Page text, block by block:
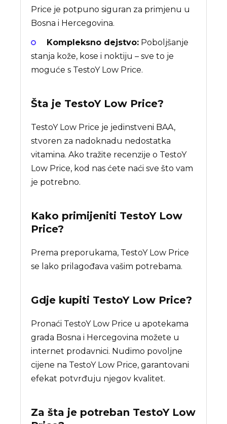
Price je potpuno siguran za primjenu u
Bosna i Hercegovina.
Kompleksno dejstvo: Poboljšanje
stanja kože, kose i noktiju – sve to je
moguće s TestoY Low Price.
Šta je TestoY Low Price?
TestoY Low Price je jedinstveni BAA,
stvoren za nadoknadu nedostatka
vitamina. Ako tražite recenzije o TestoY
Low Price, kod nas ćete naći sve što vam
je potrebno.
Kako primijeniti TestoY Low
Price?
Prema preporukama, TestoY Low Price
se lako prilagođava vašim potrebama.
Gdje kupiti TestoY Low Price?
Pronaći TestoY Low Price u apotekama
grada Bosna i Hercegovina možete u
internet prodavnici. Nudimo povoljne
cijene na TestoY Low Price, garantovani
efekat potvrđuju njegov kvalitet.
Za šta je potreban TestoY Low